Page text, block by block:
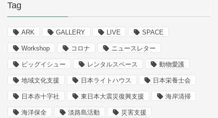
Tag
ARK GALLERY LIVE SPACE
Workshop コロナ ニュースレター
ビッグイシュー レンタルスペース 動物愛護
地域文化支援 日本ライトハウス 日本栄養士会
日本赤十字社 東日本大震災復興支援 海岸清掃
海洋保全 淡路島活動 災害支援